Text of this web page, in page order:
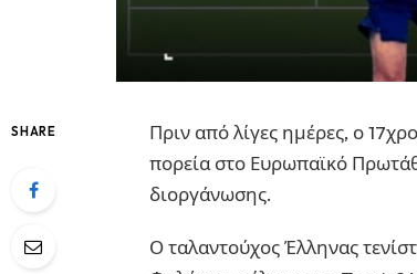
SHARE
Πριν από λίγες ημέρες, ο
πορεία στο Ευρωπαϊκό
διοργάνωσης.
Ο ταλαντούχος Έλληνας